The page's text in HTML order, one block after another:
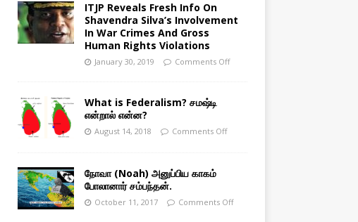
ITJP Reveals Fresh Info On
Shavendra Silva’s Involvement
In War Crimes And Gross
Human Rights Violations
January 30, 2019 Comments Off
What is Federalism? சமஷ்டி
என்றால் என்ன?
August 14, 2018 Comments Off
நோவா (Noah) அனுப்பிய காகம்
போலானார் சம்பந்தன்.
October 11, 2017 Comments Off